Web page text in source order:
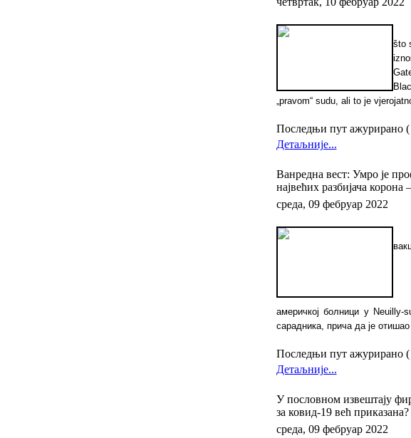
što
„pravom“ sudu, ali to je
Последњи пут ажурирано (
Детаљније...
Ванредна вест: Умро је
највећих разбијача корона
среда, 09 фебруар 2022
америчкој болници у Neuilly-
сарадника, прича да је
Последњи пут ажурирано (
Детаљније...
У пословном извештају
за ковид-19 већ приказана?
среда, 09 фебруар 2022